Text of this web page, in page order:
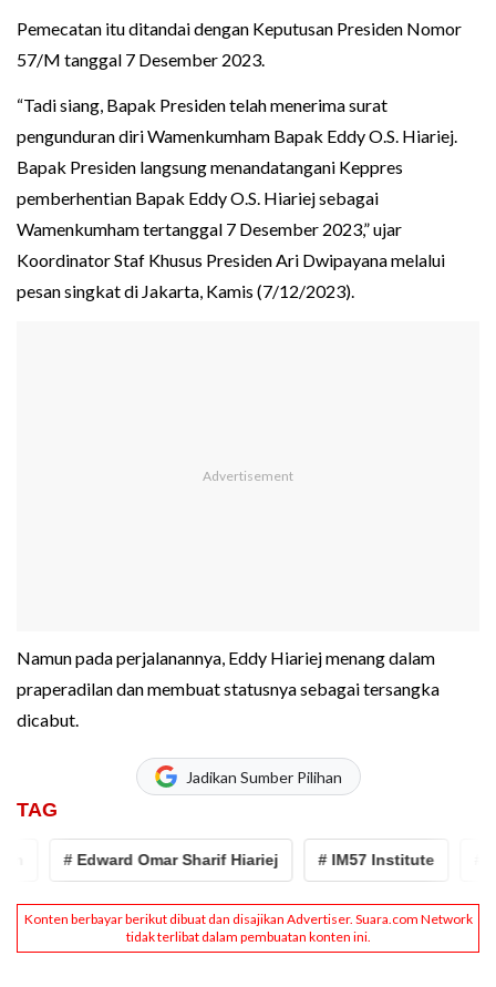
Pemecatan itu ditandai dengan Keputusan Presiden Nomor
57/M tanggal 7 Desember 2023.
“Tadi siang, Bapak Presiden telah menerima surat
pengunduran diri Wamenkumham Bapak Eddy O.S. Hiariej.
Bapak Presiden langsung menandatangani Keppres
pemberhentian Bapak Eddy O.S. Hiariej sebagai
Wamenkumham tertanggal 7 Desember 2023,” ujar
Koordinator Staf Khusus Presiden Ari Dwipayana melalui
pesan singkat di Jakarta, Kamis (7/12/2023).
Namun pada perjalanannya, Eddy Hiariej menang dalam
praperadilan dan membuat statusnya sebagai tersangka
dicabut.
Jadikan Sumber Pilihan
TAG
# Edward Omar Sharif Hiariej # IM57 Institute